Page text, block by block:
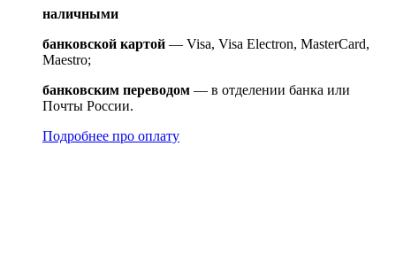
наличными
банковской картой — Visa, Visa Electron, MasterCard,
Maestro;
банковским переводом — в отделении банка или
Почты России.
Подробнее про оплату